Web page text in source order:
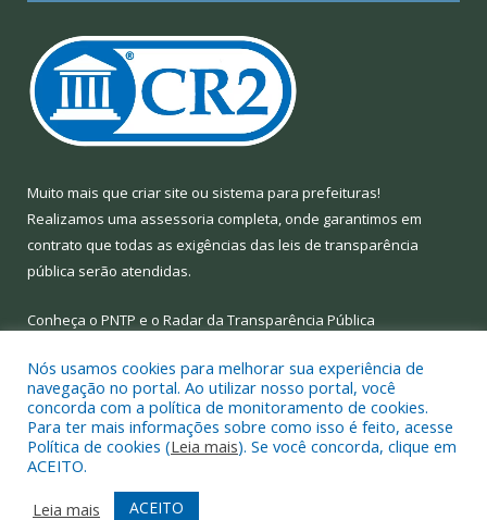
Muito mais que criar site ou sistema para prefeituras!
Realizamos uma assessoria completa, onde garantimos em
contrato que todas as exigências das leis de transparência
pública serão atendidas.
Conheça o PNTP e o Radar da Transparência Pública
Todos os direitos reservados a Prefeitura Municipal de Limoeiro
do Ajuru.
Mapa do Site
Acessar Área Administrativa
Nós usamos cookies para melhorar sua experiência de
navegação no portal. Ao utilizar nosso portal, você
concorda com a política de monitoramento de cookies.
Para ter mais informações sobre como isso é feito, acesse
Política de cookies (Leia mais). Se você concorda, clique em
ACEITO.
Leia mais
ACEITO